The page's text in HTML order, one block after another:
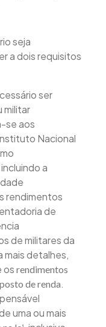
seja
a dois requisitos
ser
militar
se aos
Nacional
a
rendimentos
de
de militares da
mais detalhes,
os rendimentos
de renda.
uma ou mais